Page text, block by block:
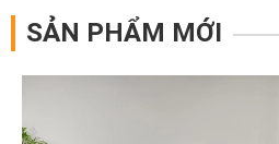
SẢN PHẨM MỚI